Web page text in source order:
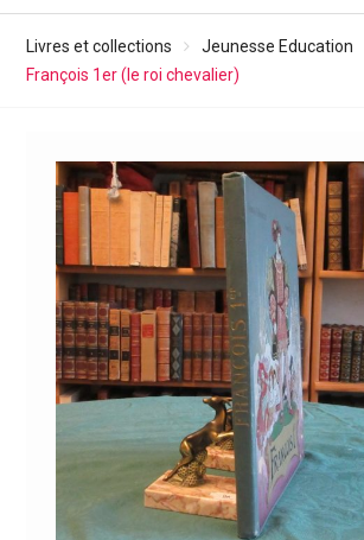
Livres et collections Jeunesse Education
François 1er (le roi chevalier)